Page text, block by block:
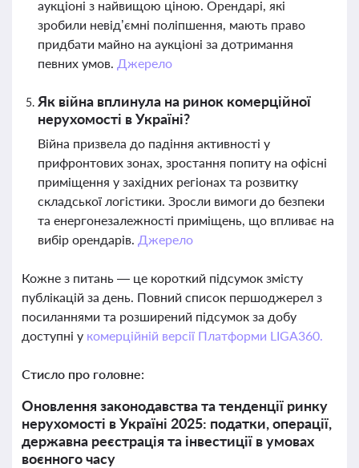
аукціоні з найвищою ціною. Орендарі, які
зробили невід’ємні поліпшення, мають право
придбати майно на аукціоні за дотримання
певних умов. Джерело
Як війна вплинула на ринок комерційної
нерухомості в Україні?
Війна призвела до падіння активності у
прифронтових зонах, зростання попиту на офісні
приміщення у західних регіонах та розвитку
складської логістики. Зросли вимоги до безпеки
та енергонезалежності приміщень, що впливає на
вибір орендарів. Джерело
Кожне з питань — це короткий підсумок змісту
публікацій за день. Повний список першоджерел з
посиланнями та розширений підсумок за добу
доступні у комерційній версії Платформи LIGA360.
Стисло про головне:
Оновлення законодавства та тенденції ринку
нерухомості в Україні 2025: податки, операції,
державна реєстрація та інвестиції в умовах
воєнного часу